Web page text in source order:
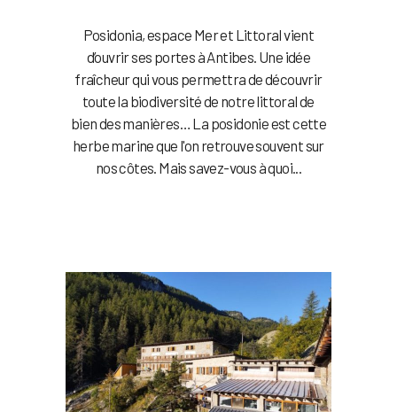
Posidonia, espace Mer et Littoral vient
d’ouvrir ses portes à Antibes. Une idée
fraîcheur qui vous permettra de découvrir
toute la biodiversité de notre littoral de
bien des manières… La posidonie est cette
herbe marine que l'on retrouve souvent sur
nos côtes. Mais savez-vous à quoi...